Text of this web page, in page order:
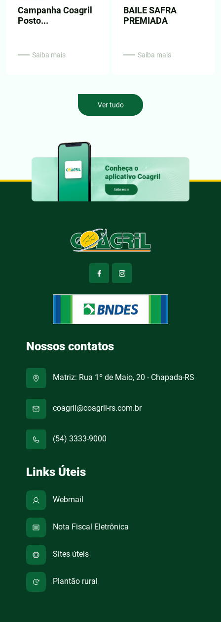
Campanha Coagril
Posto...
Saiba mais
BAILE SAFRA
PREMIADA
Saiba mais
Ver tudo
Nossos contatos
Matriz: Rua 1º de Maio, 20 - Chapada-RS
coagril@coagril-rs.com.br
(54) 3333-9000
Links Úteis
Webmail
Nota Fiscal Eletrônica
Sites úteis
Plantão rural